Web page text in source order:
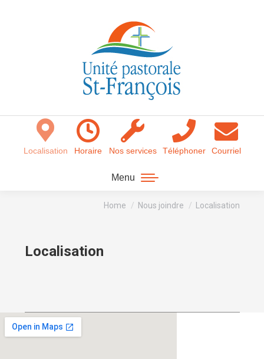
Menu
Localisation Horaire Nos services Téléphoner Courriel
Localisation
You are here:
Home Nous joindre Localisation